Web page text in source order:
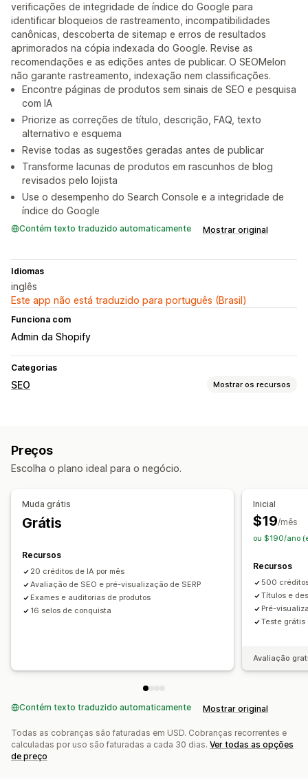
verificações de integridade de índice do Google para
identificar bloqueios de rastreamento, incompatibilidades
canônicas, descoberta de sitemap e erros de resultados
aprimorados na cópia indexada do Google. Revise as
recomendações e as edições antes de publicar. O SEOMelon
não garante rastreamento, indexação nem classificações.
Encontre páginas de produtos sem sinais de SEO e pesquisa
com IA
Priorize as correções de título, descrição, FAQ, texto
alternativo e esquema
Revise todas as sugestões geradas antes de publicar
Transforme lacunas de produtos em rascunhos de blog
revisados pelo lojista
Use o desempenho do Search Console e a integridade de
índice do Google
Contém texto traduzido automaticamente Mostrar original
Idiomas
inglês
Este app não está traduzido para português (Brasil)
Funciona com
Admin da Shopify
Categorias
SEO Mostrar os recursos
Geração por IA
Otimização de metadados
Pontuação de SEO
Análises
Preços
Escolha o plano ideal para o negócio.
Muda grátis
Grátis
Recursos
20 créditos de IA por mês
Avaliação de SEO e pré-visualização de SERP
Exames e auditorias de produtos
16 selos de conquista
Inicial
$19/mês
ou $190/ano
Recursos
500
Títulos e
Pré-
Teste grátis
Avaliação
Contém texto traduzido automaticamente Mostrar original
Todas as cobranças são faturadas em USD. Cobranças recorrentes e
calculadas por uso são faturadas a cada 30 dias. Ver todas as opções
de preço